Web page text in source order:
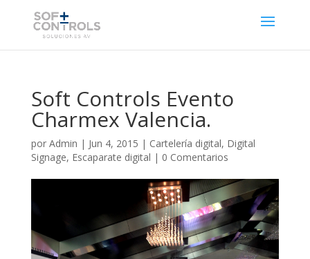
Soft Controls Evento
Charmex Valencia.
por Admin | Jun 4, 2015 | Cartelería digital, Digital
Signage, Escaparate digital | 0 Comentarios